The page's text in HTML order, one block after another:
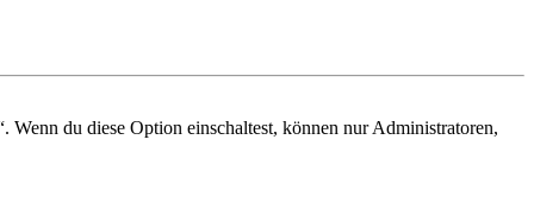
du diese Option einschaltest, können nur Administratoren,